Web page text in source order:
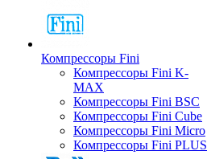
Компрессоры Fini
Компрессоры Fini K-
MAX
Компрессоры Fini BSC
Компрессоры Fini Cube
Компрессоры Fini Micro
Компрессоры Fini PLUS